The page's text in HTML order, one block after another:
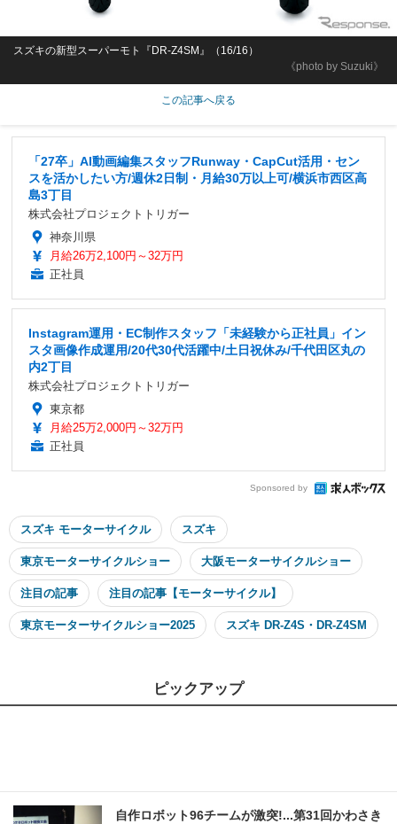
《photo by Suzuki》
スズキの新型スーパーモト『DR-Z4SM』（16/16）
この記事へ戻る
「27卒」AI動画編集スタッフRunway・CapCut活用・セン
スを活かしたい方/週休2日制・月給30万以上可/横浜市西区高
島3丁目
株式会社プロジェクトトリガー
神奈川県
月給26万2,100円～32万円
正社員
Instagram運用・EC制作スタッフ「未経験から正社員」イン
スタ画像作成運用/20代30代活躍中/土日祝休み/千代田区丸の
内2丁目
株式会社プロジェクトトリガー
東京都
月給25万2,000円～32万円
正社員
Sponsored by
スズキ モーターサイクル スズキ
東京モーターサイクルショー 大阪モーターサイクルショー
注目の記事 注目の記事【モーターサイクル】
東京モーターサイクルショー2025 スズキ DR-Z4S・DR-Z4SM
ピックアップ
自作ロボット96チームが激突!...第31回かわさき